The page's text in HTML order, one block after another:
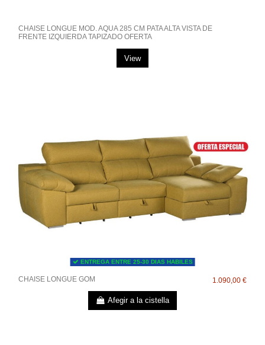
CHAISE LONGUE MOD. AQUA 285 CM PATA ALTA VISTA DE
FRENTE IZQUIERDA TAPIZADO OFERTA
View
ENTREGA ENTRE 25-30 DIAS HABILES
CHAISE LONGUE GOM 1.090,00 €
Afegir a la cistella